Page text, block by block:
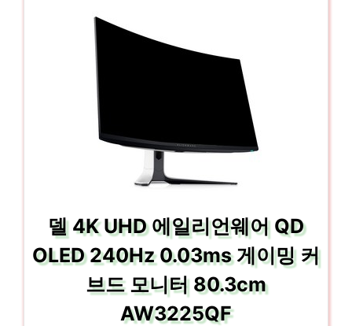
델 4K UHD 에일리언웨어 QD
OLED 240Hz 0.03ms 게이밍 커
브드 모니터 80.3cm
AW3225QF